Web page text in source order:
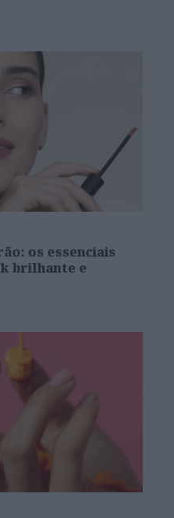
os essenciais
brilhante e